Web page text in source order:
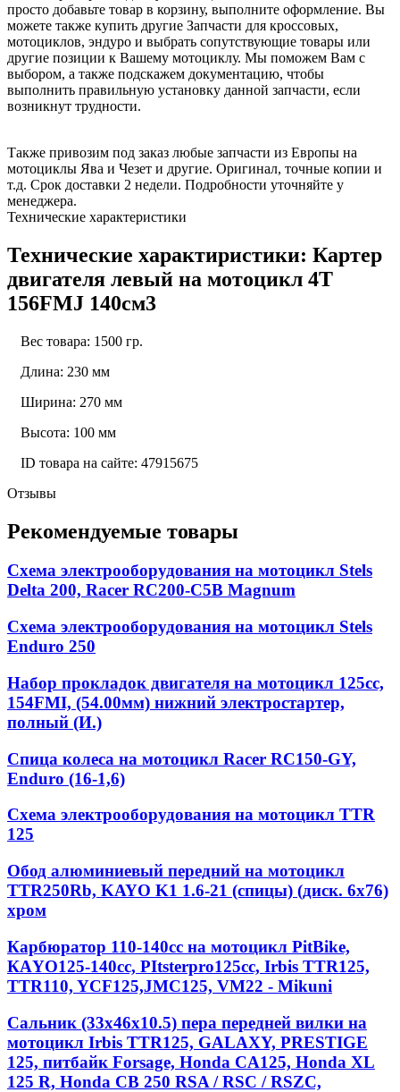
просто добавьте товар в корзину, выполните оформление. Вы
можете также купить другие Запчасти для кроссовых,
мотоциклов, эндуро и выбрать сопутствующие товары или
другие позиции к Вашему мотоциклу. Мы поможем Вам с
выбором, а также подскажем документацию, чтобы
выполнить правильную установку данной запчасти, если
возникнут трудности.
Также привозим под заказ любые запчасти из Европы на
мотоциклы Ява и Чезет и другие. Оригинал, точные копии и
т.д. Срок доставки 2 недели. Подробности уточняйте у
менеджера.
Технические характеристики
Технические характиристики: Картер
двигателя левый на мотоцикл 4Т
156FMJ 140см3
Вес товара: 1500 гр.
Длина: 230 мм
Ширина: 270 мм
Высота: 100 мм
ID товара на сайте: 47915675
Отзывы
Рекомендуемые товары
Схема электрооборудования на мотоцикл Stels
Delta 200, Racer RC200-C5B Magnum
Схема электрооборудования на мотоцикл Stels
Enduro 250
Набор прокладок двигателя на мотоцикл 125cc,
154FMI, (54.00мм) нижний электростартер,
полный (И.)
Спица колеса на мотоцикл Racer RC150-GY,
Enduro (16-1,6)
Схема электрооборудования на мотоцикл TTR
125
Обод алюминиевый передний на мотоцикл
TTR250Rb, KAYO K1 1.6-21 (спицы) (диск. 6x76)
хром
Карбюратор 110-140cc на мотоцикл PitBike,
КАYО125-140сс, РItstеrрrо125сс, Irbis TTR125,
TTR110, YCF125,JMC125, VM22 - Mikuni
Сальник (33х46х10.5) пера передней вилки на
мотоцикл Irbis TTR125, GALAXY, PRESTIGE
125, питбайк Forsage, Honda CA125, Honda XL
125 R, Honda CB 250 RSA / RSC / RSZC,